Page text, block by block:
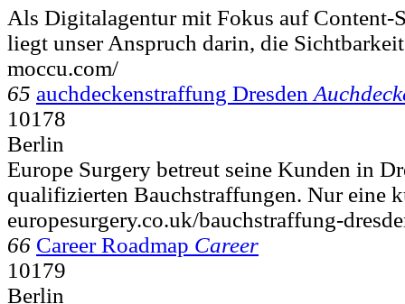
Als Digitalagentur mit Fokus auf Content-
liegt unser Anspruch darin, die
moccu.com/
65 auchdeckenstraffung Dresden
10178
Berlin
Europe Surgery betreut seine Kunden in
qualifizierten Bauchstraffungen. Nur eine
europesurgery.co.uk/bauchstraffung-
66 Career Roadmap Career
10179
Berlin